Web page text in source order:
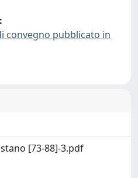
convegno pubblicato in
[73-88]-3.pdf